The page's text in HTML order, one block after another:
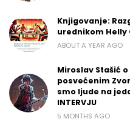
Knjigovanje:
urednikom Helly
ABOUT A YEAR AGO
Miroslav Stašić
posvećenim
smo ljude na
INTERVJU
5 MONTHS AGO